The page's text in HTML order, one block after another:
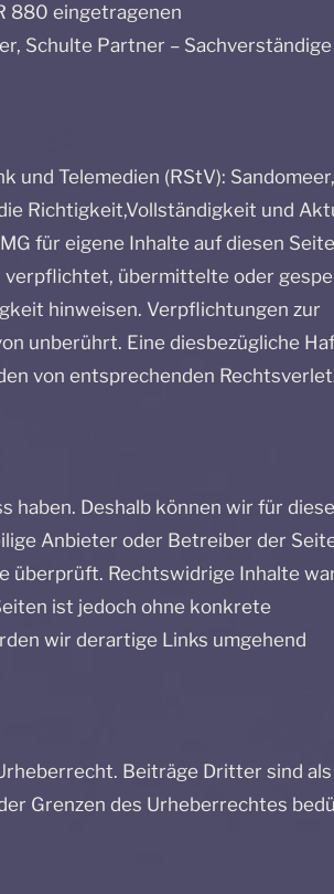
880 eingetragenen
Schulte Partner – Sachverständige
und Telemedien (RStV): Sandomeer,
Richtigkeit,Vollständigkeit und
für eigene Inhalte auf diesen
verpflichtet, übermittelte oder
hinweisen. Verpflichtungen zur
unberührt. Eine diesbezügliche
von entsprechenden
haben. Deshalb können wir für diese
Anbieter oder Betreiber der
überprüft. Rechtswidrige Inhalte
ist jedoch ohne konkrete
wir derartige Links umgehend
Beiträge Dritter sind
Grenzen des Urheberrechtes